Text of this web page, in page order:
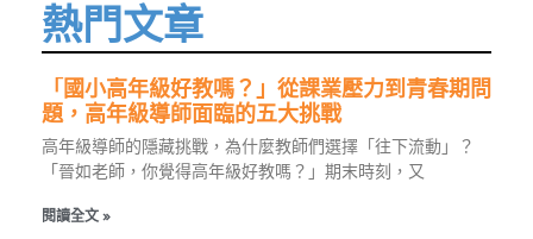
熱門文章
「國小高年級好教嗎？」從課業壓力到青春期問
題，高年級導師面臨的五大挑戰
高年級導師的隱藏挑戰，為什麼教師們選擇「往下流動」？
「晉如老師，你覺得高年級好教嗎？」期末時刻，又
閱讀全文 »